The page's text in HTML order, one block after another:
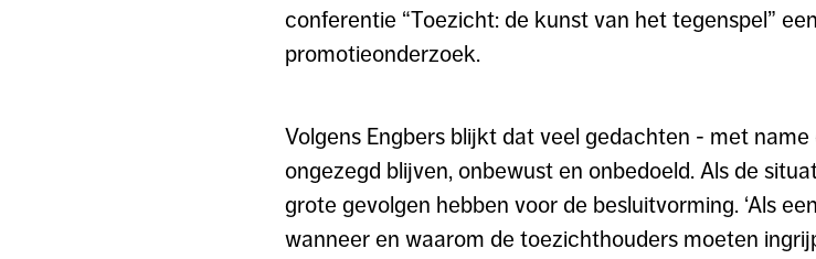
conferentie “Toezicht: de kunst van het tegenspel”
promotieonderzoek.
Volgens Engbers blijkt dat veel gedachten - met name
ongezegd blijven, onbewust en onbedoeld. Als de
grote gevolgen hebben voor de besluitvorming. ‘Als
wanneer en waarom de toezichthouders moeten